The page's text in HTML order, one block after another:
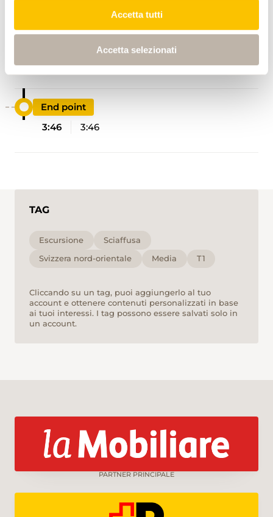
Accetta tutti
Accetta selezionati
0:00
0:00
End point
3:46
3:46
TAG
Escursione
Sciaffusa
Svizzera nord-orientale
Media T1
Cliccando su un tag, puoi aggiungerlo al tuo
account e ottenere contenuti personalizzati in base
ai tuoi interessi. I tag possono essere salvati solo in
un account.
PARTNER PRINCIPALE